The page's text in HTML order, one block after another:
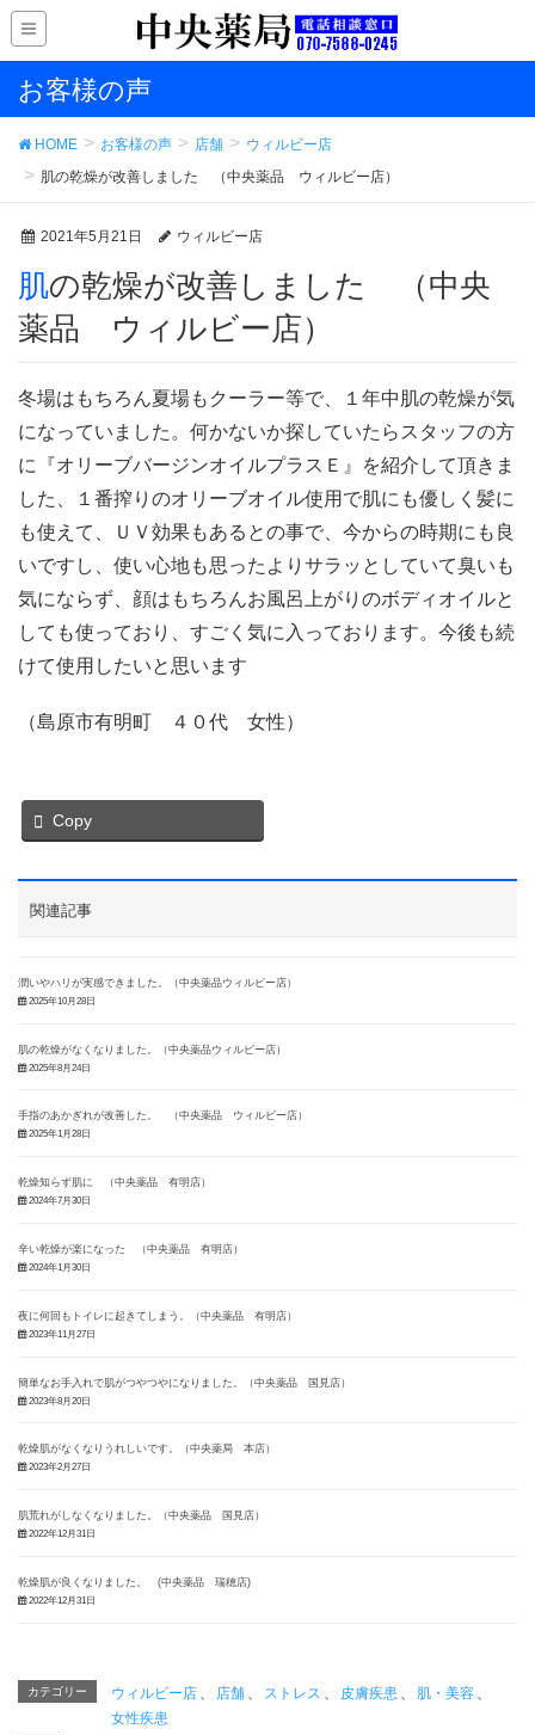
お客様の声
HOME お客様の声 店舗
ウィルビー店
肌の乾燥が改善しました （中央薬品 ウィルビー店）
2021年5月21日 ウィルビー店
肌の乾燥が改善しました （中央
薬品 ウィルビー店）
冬場はもちろん夏場もクーラー等で、１年中肌の乾燥が気
になっていました。何かないか探していたらスタッフの方
に『オリーブバージンオイルプラスＥ』を紹介して頂きま
した、１番搾りのオリーブオイル使用で肌にも優しく髪に
も使えて、ＵＶ効果もあるとの事で、今からの時期にも良
いですし、使い心地も思ったよりサラッとしていて臭いも
気にならず、顔はもちろんお風呂上がりのボディオイルと
しても使っており、すごく気に入っております。今後も続
けて使用したいと思います
（島原市有明町 ４０代 女性）
Copy
関連記事
潤いやハリが実感できました。（中央薬品ウィルビー店）
2025年10月28日
肌の乾燥がなくなりました。（中央薬品ウィルビー店）
2025年8月24日
手指のあかぎれが改善した。 （中央薬品 ウィルビー店）
2025年1月28日
乾燥知らず肌に （中央薬品 有明店）
2024年7月30日
辛い乾燥が楽になった （中央薬品 有明店）
2024年1月30日
夜に何回もトイレに起きてしまう。（中央薬品 有明店）
2023年11月27日
簡単なお手入れで肌がつやつやになりました。（中央薬品 国見店）
2023年8月20日
乾燥肌がなくなりうれしいです。（中央薬局 本店）
2023年2月27日
肌荒れがしなくなりました。（中央薬品 国見店）
2022年12月31日
乾燥肌が良くなりました。 (中央薬品 瑞穂店)
2022年12月31日
カテゴリー ウィルビー店 店舗 ストレス 皮膚疾患 肌・美容
女性疾患